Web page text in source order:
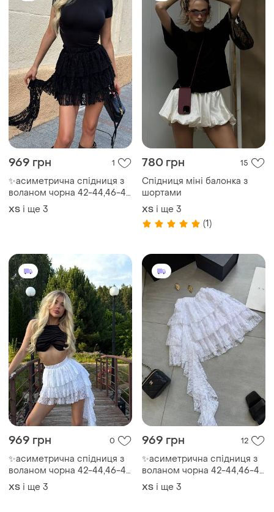
969 грн 1
✨асиметрична спідниця з
воланом чорна 42-44,46-48
гіпюр легка трендова мод
ХS і ще 3
780 грн 15
Спідниця міні балонка з
шортами
ХS і ще 3
(1)
969 грн 0
✨асиметрична спідниця з
воланом чорна 42-44,46-48
гіпюр легка трендова мод
369
ХS і ще 3
969 грн 12
✨асиметрична спідниця з
воланом чорна 42-44,46-48
гіпюр легка трендова мод
369
ХS і ще 3